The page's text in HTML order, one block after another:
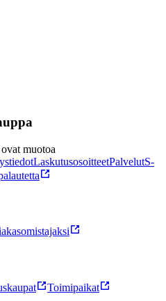
muotoa
LaskutusosoitteetPalvelutS-
Toimipaikat